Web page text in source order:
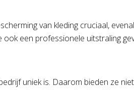
van kleding cruciaal,
ook een professionele uitstraling
uniek is. Daarom bieden ze